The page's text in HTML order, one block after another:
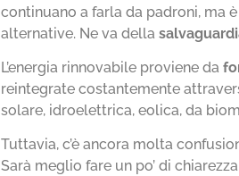
continuano a farla da padroni, ma
alternative. Ne va della
L’energia rinnovabile proviene da
reintegrate costantemente
solare, idroelettrica, eolica, da
Tuttavia, c’è ancora molta
Sarà meglio fare un po’ di